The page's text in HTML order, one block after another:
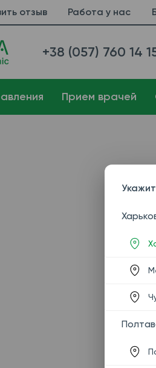
отзыв Работа у нас
+38 (057) 760 14
Прием врачей